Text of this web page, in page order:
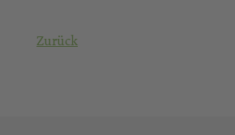
Zurück